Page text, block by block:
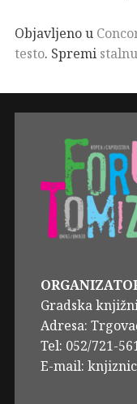
Objavljeno u
testo. Spremi
Gradska
Adresa:
Tel: 052/721-
E-mail: